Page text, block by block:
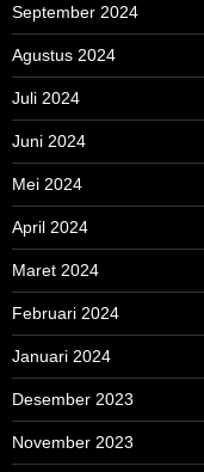
September 2024
Agustus 2024
Juli 2024
Juni 2024
Mei 2024
April 2024
Maret 2024
Februari 2024
Januari 2024
Desember 2023
November 2023